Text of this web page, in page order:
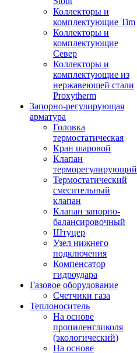
Коллекторы и
комплектующие Tim
Коллекторы и
комплектующие
Север
Коллекторы и
комплектующие из
нержавеющей стали
Proxytherm
Запорно-регулирующая
арматура
Головка
термостатическая
Кран шаровой
Клапан
терморегулирующий
Термостатический
смесительный
клапан
Клапан запорно-
балансировочный
Штуцер
Узел нижнего
подключения
Компенсатор
гидроудара
Газовое оборудование
Счетчики газа
Теплоноситель
На основе
пропиленгликоля
(экологический)
На основе